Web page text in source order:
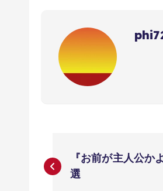
投
稿
『お前が主人公か
選